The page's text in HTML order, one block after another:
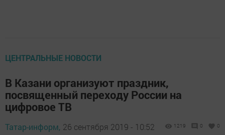
ЦЕНТРАЛЬНЫЕ НОВОСТИ
В Казани организуют праздник,
посвященный переходу России на
цифровое ТВ
Татар-информ, 26 сентября 2019 - 10:52 1219 0 0